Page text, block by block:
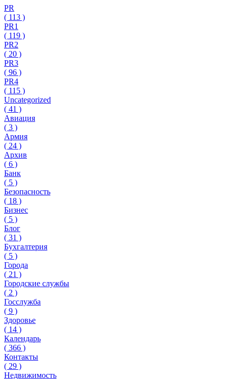
PR
( 113 )
PR1
( 119 )
PR2
( 20 )
PR3
( 96 )
PR4
( 115 )
Uncategorized
( 41 )
Авиация
( 3 )
Армия
( 24 )
Архив
( 6 )
Банк
( 5 )
Безопасность
( 18 )
Бизнес
( 5 )
Блог
( 31 )
Бухгалтерия
( 5 )
Города
( 21 )
Городские службы
( 2 )
Госслужба
( 9 )
Здоровье
( 14 )
Календарь
( 366 )
Контакты
( 29 )
Недвижимость